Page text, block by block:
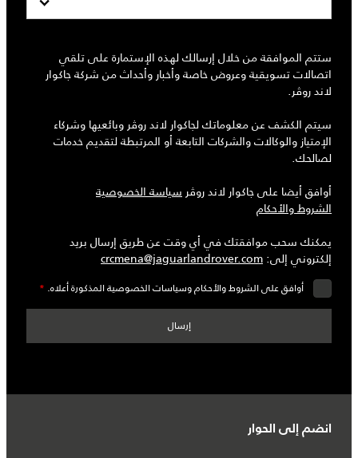
ستتم الموافقة من خلال إرسالك لهذه الإستمارة على تلقي
اتصالات تسويقية وعروض خاصة وأخبار وأحداث من شركة جاكوار
لاند روڤر.
سيتم الكشف عن معلوماتك لجاكوار لاند روڤر وبائعيها وشركاء
الإمتياز والوكالات والشركات التابعة أو المرتبطة لتقديم خدمات
لصالحك.
أوافق أيضا على جاكوار لاند روڤر سياسة الخصوصية
الشروط والأحكام
يمكنك سحب موافقتك في أي وقت عن طريق إرسال بريد
إلكتروني إلى: crcmena@jaguarlandrover.com
أوافق على الشروط والأحكام وسياسات الخصوصية المذكورة أعلاه. *
انضم إلى الحوار